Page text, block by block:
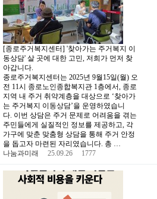
[종로주거복지센터] '찾아가는 주거복지 이
동상담' 살 곳에 대한 고민, 저희가 먼저 찾
아갑니다.
종로주거복지센터는 2025년 9월15일(월) 오
전 11시 종로노인종합복지관 1층에서, 종로
지역 내 주거 취약계층을 대상으로 ‘찾아가
는 주거복지 이동상담’을 운영하였습니
다. 이번 상담은 주거 문제로 어려움을 겪는
주민들에게 실질적인 정보를 제공하고, 각
가구에 맞춘 맞춤형 상담을 통해 주거 안정
을 돕고자 마련된 자리였습니다. 총 …
나눔과미래
25.09.26 1777